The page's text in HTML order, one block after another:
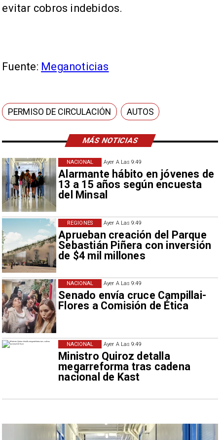
MÁS NOTICIAS
Ayer A Las 9:49
Alarmante hábito en jóvenes de
13 a 15 años según encuesta
del Minsal
NACIONAL
Ayer A Las 9:49
Aprueban creación del Parque
Sebastián Piñera con inversión
de $4 mil millones
REGIONES
Ayer A Las 9:49
Senado envía cruce Campillai-
Flores a Comisión de Ética
NACIONAL
Ayer A Las 9:49
Ministro Quiroz detalla
megarreforma tras cadena
nacional de Kast
NACIONAL
evitar cobros indebidos.
Fuente: Meganoticias
PERMISO DE CIRCULACIÓN AUTOS